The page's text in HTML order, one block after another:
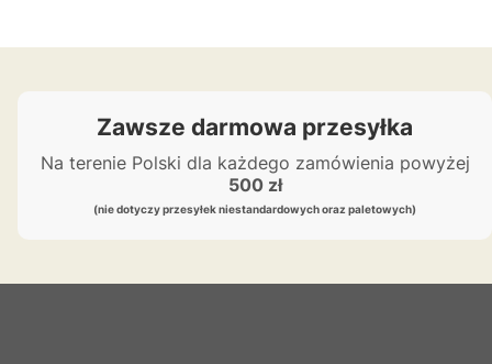
Zawsze darmowa przesyłka
Na terenie Polski dla każdego zamówienia powyżej
500 zł
(nie dotyczy przesyłek niestandardowych oraz paletowych)